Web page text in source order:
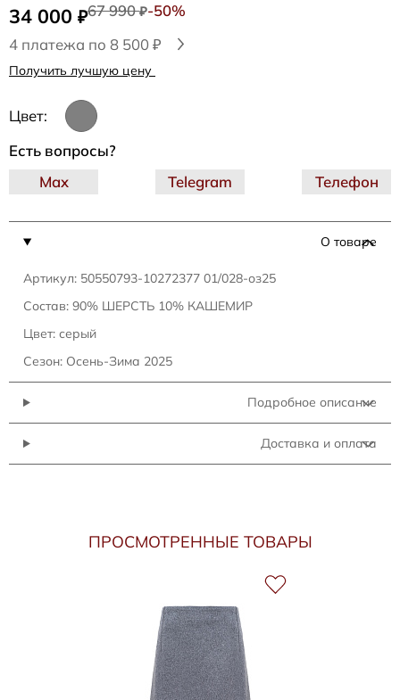
34 000 ₽67 990₽-50%
4 платежа по 8 500 ₽
Получить лучшую цену
Цвет:
О товаре
Артикул: 50550793-10272377 01/028-оз25
Состав: 90% ШЕРСТЬ 10% КАШЕМИР
Цвет: серый
Сезон: Осень-Зима 2025
Подробное описание
Доставка и оплата
Есть вопросы?
Telegram
Max Телефон
ПРОСМОТРЕННЫЕ ТОВАРЫ